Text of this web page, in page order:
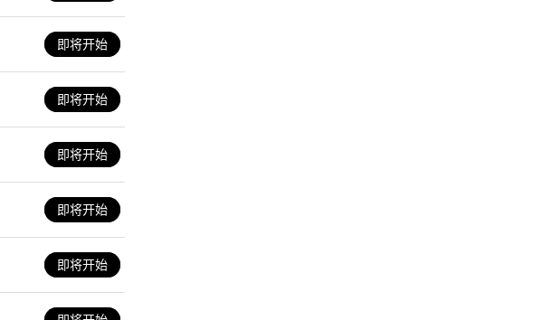
即将开始
即将开始
即将开始
即将开始
即将开始